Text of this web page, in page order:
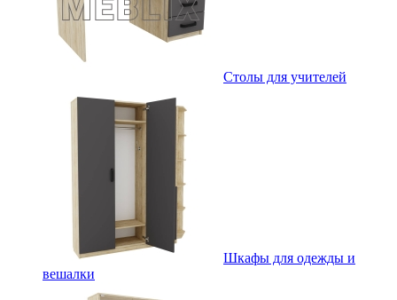
Столы для учителей
Шкафы для одежды и
вешалки